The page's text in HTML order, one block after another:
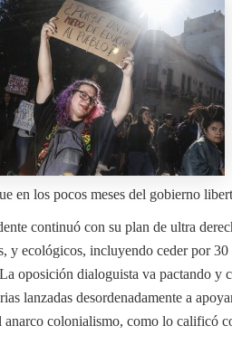
en los pocos meses del gobierno
continuó con su plan de ultra
y ecológicos, incluyendo ceder por
oposición dialoguista va pactando y
lanzadas desordenadamente a
anarco colonialismo, como lo calificó